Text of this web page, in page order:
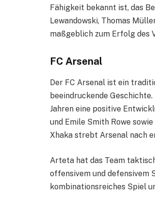
Fähigkeit bekannt ist, das
Lewandowski, Thomas
maßgeblich zum Erfolg des
FC Arsenal
Der FC Arsenal ist ein
beeindruckende
Jahren eine positive
und Emile Smith Rowe
Xhaka strebt Arsenal nach
Arteta hat das Team
offensivem und defensivem
kombinationsreiches Spiel